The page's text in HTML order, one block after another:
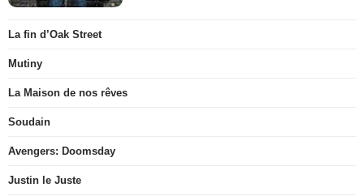
La fin d’Oak Street
Mutiny
La Maison de nos rêves
Soudain
Avengers: Doomsday
Justin le Juste